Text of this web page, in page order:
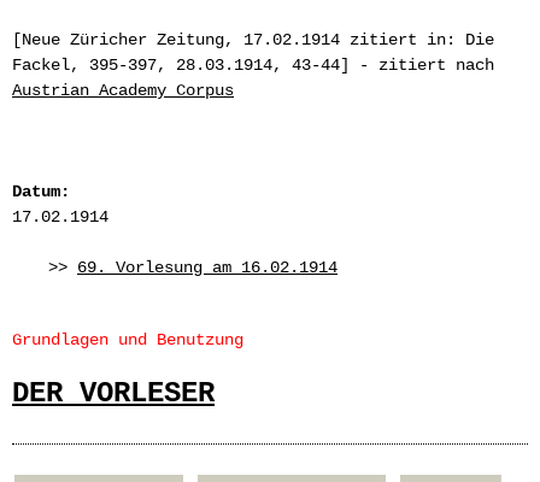
[Neue Züricher Zeitung, 17.02.1914 zitiert in: Die
Fackel, 395-397, 28.03.1914, 43-44] - zitiert nach
Austrian Academy Corpus
Datum:
17.02.1914
>> 69. Vorlesung am 16.02.1914
Grundlagen und Benutzung
DER VORLESER